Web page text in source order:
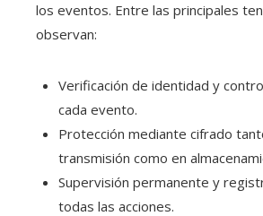
los eventos. Entre las principales
observan:
Verificación de identidad y
cada evento.
Protección mediante cifrado
transmisión como en
Supervisión permanente y
todas las acciones.